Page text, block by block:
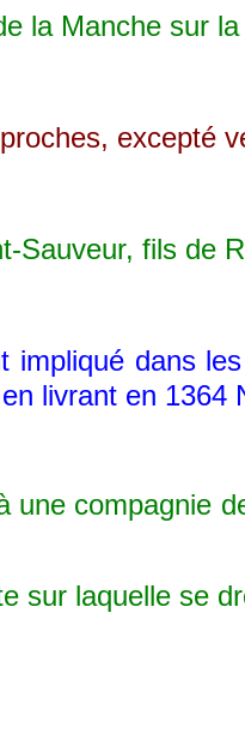
Manche sur
excepté
fils
dans
livrant en
compagnie
laquelle se